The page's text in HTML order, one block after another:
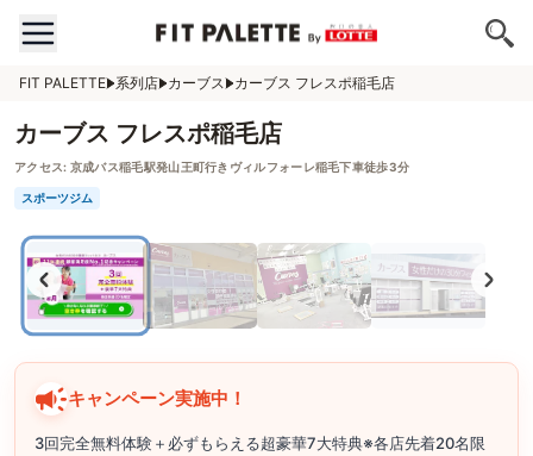
FIT PALETTE 系列店 カーブス カーブス フレスポ稲毛店
カーブス フレスポ稲毛店
アクセス: 京成バス稲毛駅発山王町行きヴィルフォーレ稲毛下車徒歩3分
スポーツジム
キャンペーン実施中！
3回完全無料体験＋必ずもらえる超豪華7大特典※各店先着20名限